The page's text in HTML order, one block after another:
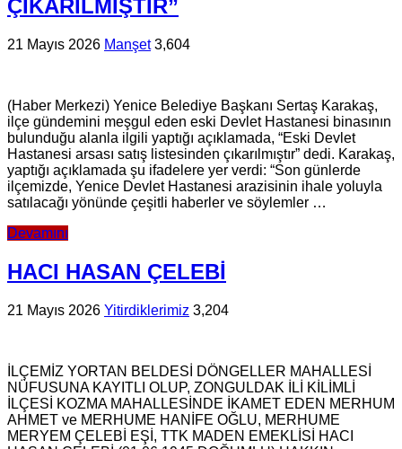
ÇIKARILMIŞTIR”
21 Mayıs 2026 Manşet 3,604
(Haber Merkezi) Yenice Belediye Başkanı Sertaş Karakaş,
ilçe gündemini meşgul eden eski Devlet Hastanesi binasının
bulunduğu alanla ilgili yaptığı açıklamada, “Eski Devlet
Hastanesi arsası satış listesinden çıkarılmıştır” dedi. Karakaş,
yaptığı açıklamada şu ifadelere yer verdi: “Son günlerde
ilçemizde, Yenice Devlet Hastanesi arazisinin ihale yoluyla
satılacağı yönünde çeşitli haberler ve söylemler …
Devamını
HACI HASAN ÇELEBİ
21 Mayıs 2026 Yitirdiklerimiz 3,204
İLÇEMİZ YORTAN BELDESİ DÖNGELLER MAHALLESİ
NÜFUSUNA KAYITLI OLUP, ZONGULDAK İLİ KİLİMLİ
İLÇESİ KOZMA MAHALLESİNDE İKAMET EDEN MERHUM
AHMET ve MERHUME HANİFE OĞLU, MERHUME
MERYEM ÇELEBİ EŞİ, TTK MADEN EMEKLİSİ HACI